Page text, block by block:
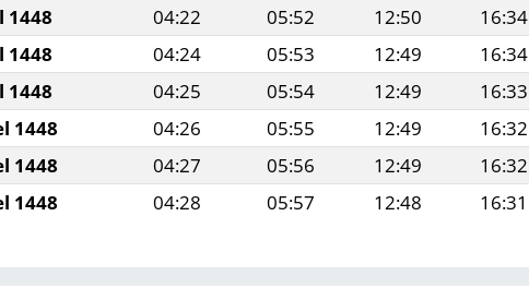
1448 04:22 05:52 12:50 16:34
1448 04:24 05:53 12:49 16:34
1448 04:25 05:54 12:49 16:33
1448 04:26 05:55 12:49 16:32
1448 04:27 05:56 12:49 16:32
1448 04:28 05:57 12:48 16:31